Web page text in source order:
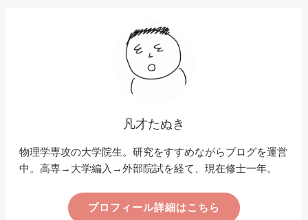
凡才たぬき
物理学専攻の大学院生。研究をすすめながらブログを運営
中。高専→大学編入→外部院試を経て、現在修士一年。
プロフィール詳細はこちら